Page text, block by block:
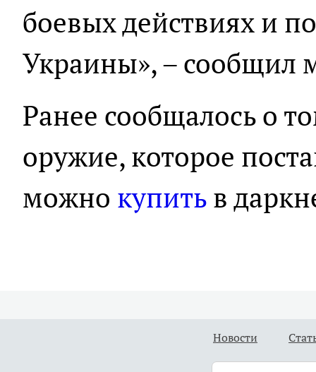
боевых действиях и
Украины», – сообщил
Ранее сообщалось о
оружие, которое
можно купитьв
Новости